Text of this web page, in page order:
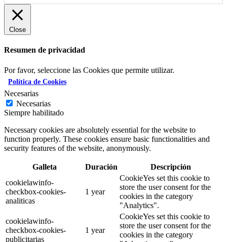
Close
Resumen de privacidad
Por favor, seleccione las Cookies que permite utilizar.
Política de Cookies
Necesarias
Necesarias
Siempre habilitado
Necessary cookies are absolutely essential for the website to
function properly. These cookies ensure basic functionalities and
security features of the website, anonymously.
Galleta Duración
Descripción
cookielawinfo-
checkbox-cookies-
analiticas
1 year
CookieYes set this cookie to
store the user consent for the
cookies in the category
"Analytics".
cookielawinfo-
checkbox-cookies-
publicitarias
1 year
CookieYes set this cookie to
store the user consent for the
cookies in the category